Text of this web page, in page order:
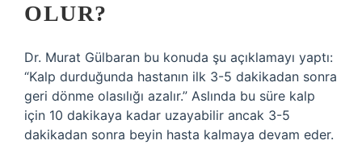
OLUR?
Dr. Murat Gülbaran bu konuda şu açıklamayı yaptı:
“Kalp durduğunda hastanın ilk 3-5 dakikadan sonra
geri dönme olasılığı azalır.” Aslında bu süre kalp
için 10 dakikaya kadar uzayabilir ancak 3-5
dakikadan sonra beyin hasta kalmaya devam eder.